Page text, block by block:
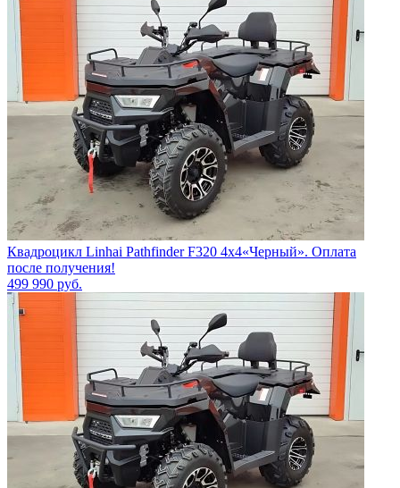
Квадроцикл Linhai Pathfinder F320 4х4«Черный». Оплата
после получения!
499 990 руб.